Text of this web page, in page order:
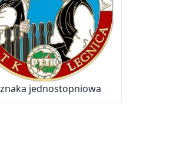
jednostopniowa